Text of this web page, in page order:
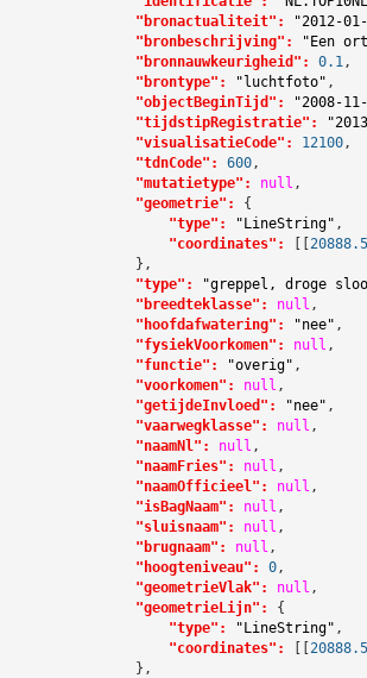
"bronactualiteit":
"2012-
"bronbeschrijving":
"Een
"bronnauwkeurigheid":
0.1 ,
"brontype":
"luchtfoto" ,
"objectBeginTijd":
"2008-
"tijdstipRegistratie":
"visualisatieCode":
12100,
"tdnCode":
600,
"mutatietype":
null ,
"geometrie":
{
"type":
"LineString" ,
"coordinates":
[[
                },
"type":
"greppel, droge
"breedteklasse":
null ,
"hoofdafwatering":
"nee" ,
"fysiekVoorkomen":
null ,
"functie":
"overig" ,
"voorkomen":
null ,
"getijdeInvloed":
"nee" ,
"vaarwegklasse":
null ,
"naamNl":
null ,
"naamFries":
null ,
"naamOfficieel":
null ,
"isBagNaam":
null ,
"sluisnaam":
null ,
"brugnaam":
null ,
"hoogteniveau":
0,
"geometrieVlak":
null ,
"geometrieLijn":
{
"type":
"LineString" ,
"coordinates":
[[
                },